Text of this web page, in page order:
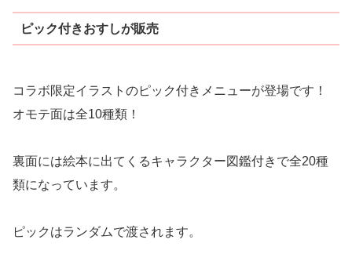
ピック付きおすしが販売
コラボ限定イラストのピック付きメニューが登場です！
オモテ面は全10種類！
裏面には絵本に出てくるキャラクター図鑑付きで全20種
類になっています。
ピックはランダムで渡されます。